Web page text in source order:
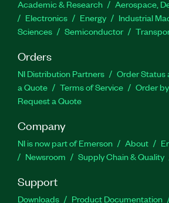
Academic & Research
Aerospace,
Electronics
Energy Industrial
Sciences
Semiconductor
Orders
NI Distribution Partners Order Status
a Quote
Terms of Service
Order
Request a Quote
Company
NI is now part of Emerson About
Newsroom
Supply Chain & Quality
Support
Downloads Product Documentation